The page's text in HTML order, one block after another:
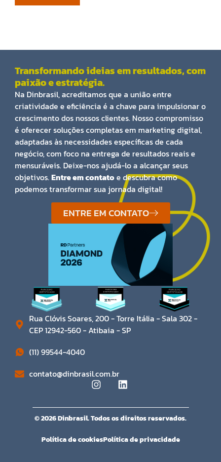
Transformando ideias em resultados, com
paixão e estratégia.
Na Dinbrasil, acreditamos que a união entre
criatividade e eficiência é a chave para impulsionar o
crescimento dos nossos clientes. Nosso compromisso
é oferecer soluções completas em marketing digital,
adaptadas às necessidades específicas de cada
negócio, com foco na entrega de resultados reais e
mensuráveis. Deixe-nos ajudá-lo a alcançar seus
objetivos.Entre em contatoe descubra como
podemos transformar sua jornada digital!
ENTRE EM CONTATO
Rua Clóvis Soares, 200 - Torre Itália - Sala 302 -
CEP 12942-560 - Atibaia - SP​
(11) 99544-4040
contato@dinbrasil.com.br
© 2026 Dinbrasil. Todos os direitos reservados.
Política de cookiesPolítica de privacidade